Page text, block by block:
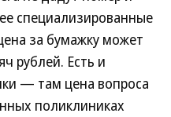
специализированные
за бумажку может
рублей. Есть и
— там цена вопроса
поликлиниках